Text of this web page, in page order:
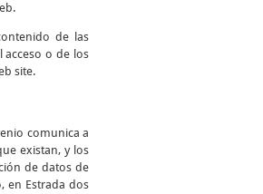
de las
acceso o de los
site.
comunica a
existan, y los
de datos de
en Estrada dos